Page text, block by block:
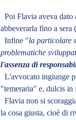
Poi Flavia aveva dato
abbeverarla fino a
Infine "la particolare
problematiche
l'assenza di
L'avvocato ingiunge
"temeraria" e, dulcis in
Flavia non si
la cosa giusta, cioè di